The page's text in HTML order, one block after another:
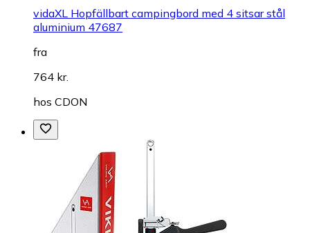
vidaXL Hopfällbart campingbord med 4 sitsar stål
aluminium 47687
fra
764 kr.
hos CDON